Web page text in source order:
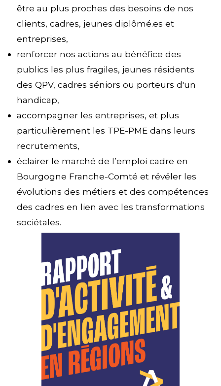
être au plus proches des besoins de nos
clients, cadres, jeunes diplômé.es et
entreprises,
renforcer nos actions au bénéfice des
publics les plus fragiles, jeunes résidents
des QPV, cadres séniors ou porteurs d'un
handicap,
accompagner les entreprises, et plus
particulièrement les TPE-PME dans leurs
recrutements,
éclairer le marché de l’emploi cadre en
Bourgogne Franche-Comté et révéler les
évolutions des métiers et des compétences
des cadres en lien avec les transformations
sociétales.